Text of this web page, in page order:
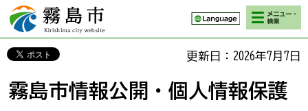
霧島市 Kirishima
city website
検索・メニ
ュー
更新日：2026年7月7日
霧島市情報公開・個人情報保護